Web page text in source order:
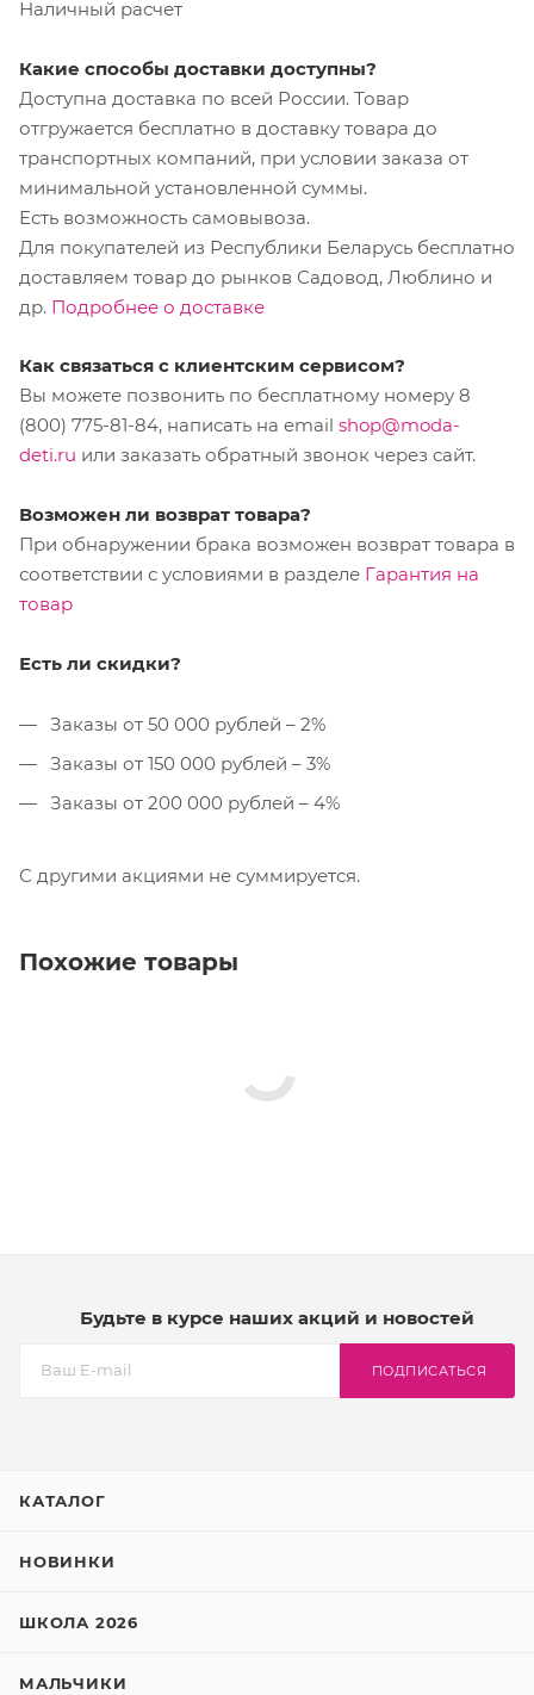
Наличный расчет
Какие способы доставки доступны?
Доступна доставка по всей России. Товар
отгружается бесплатно в доставку товара до
транспортных компаний, при условии заказа от
минимальной установленной суммы.
Есть возможность самовывоза.
Для покупателей из Республики Беларусь бесплатно
доставляем товар до рынков Садовод, Люблино и
др. Подробнее о доставке
Как связаться с клиентским сервисом?
Вы можете позвонить по бесплатному номеру 8
(800) 775-81-84, написать на email shop@moda-
deti.ru или заказать обратный звонок через сайт.
Возможен ли возврат товара?
При обнаружении брака возможен возврат товара в
соответствии с условиями в разделе Гарантия на
товар
Есть ли скидки?
Заказы от 50 000 рублей – 2%
Заказы от 150 000 рублей – 3%
Заказы от 200 000 рублей – 4%
С другими акциями не суммируется.
Похожие товары
Будьте в курсе наших акций и новостей
ПОДПИСАТЬСЯ
КАТАЛОГ
НОВИНКИ
ШКОЛА 2026
МАЛЬЧИКИ